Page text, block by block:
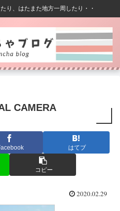
り、はたまた地方一周したり・・
CAMERA
はてブ
コピー
2020.02.29